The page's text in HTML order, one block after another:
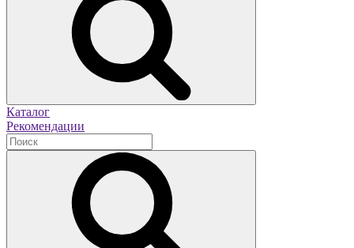
Каталог
Рекомендации